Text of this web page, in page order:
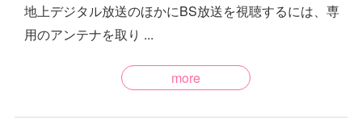
地上デジタル放送のほかにBS放送を視聴するには、専
用のアンテナを取り ...
more